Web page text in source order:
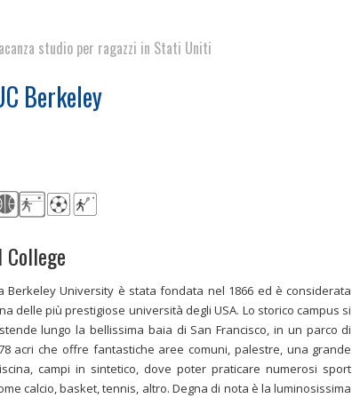
studio per ragazzi in Stati Uniti
Berkeley
Berkeley University è stata fondata nel 1866 ed è considerata
delle più prestigiose università degli USA. Lo storico campus si
lungo la bellissima baia di San Francisco, in un parco di
acri che offre fantastiche aree comuni, palestre, una grande
campi in sintetico, dove poter praticare numerosi sport
calcio, basket, tennis, altro. Degna di nota è la luminosissima